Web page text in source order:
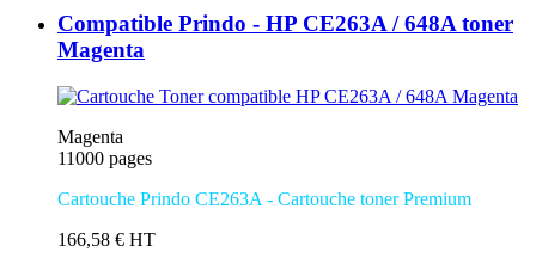
Compatible Prindo - HP CE263A / 648A toner
Magenta
Magenta
11000 pages
Cartouche Prindo CE263A - Cartouche toner Premium
166,58 € HT